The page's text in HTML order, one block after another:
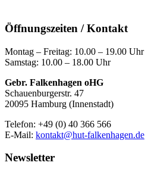
Öffnungszeiten / Kontakt
Montag – Freitag: 10.00 – 19.00 Uhr
Samstag: 10.00 – 18.00 Uhr
Gebr. Falkenhagen oHG
Schauenburgerstr. 47
20095 Hamburg (Innenstadt)
Telefon: +49 (0) 40 366 566
E-Mail: kontakt@hut-falkenhagen.de
Newsletter